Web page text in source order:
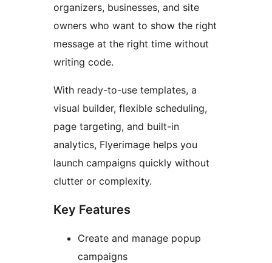
organizers, businesses, and site
owners who want to show the right
message at the right time without
writing code.
With ready-to-use templates, a
visual builder, flexible scheduling,
page targeting, and built-in
analytics, Flyerimage helps you
launch campaigns quickly without
clutter or complexity.
Key Features
Create and manage popup
campaigns